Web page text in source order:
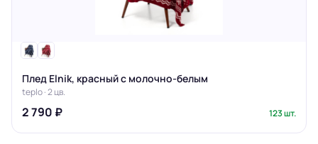
Плед Elnik, красный с молочно-белым
teplo · 2 цв.
2 790 ₽ 123 шт.